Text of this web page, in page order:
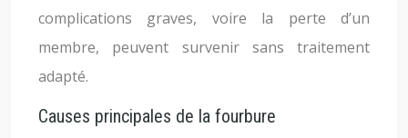
complications graves, voire la perte d’un
membre, peuvent survenir sans traitement
adapté.
Causes principales de la fourbure